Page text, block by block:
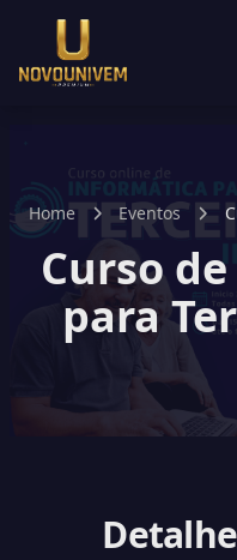
Home Eventos
Curso
para